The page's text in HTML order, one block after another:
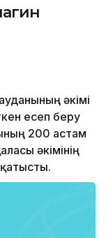
әкімі
есеп беру
200 астам
әкімінің